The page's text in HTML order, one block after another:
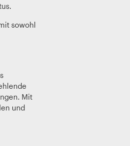
sowohl
Mit
und